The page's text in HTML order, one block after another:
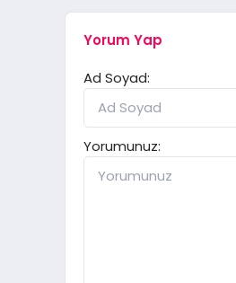
Yorum Yap
Ad Soyad:
Yorumunuz: